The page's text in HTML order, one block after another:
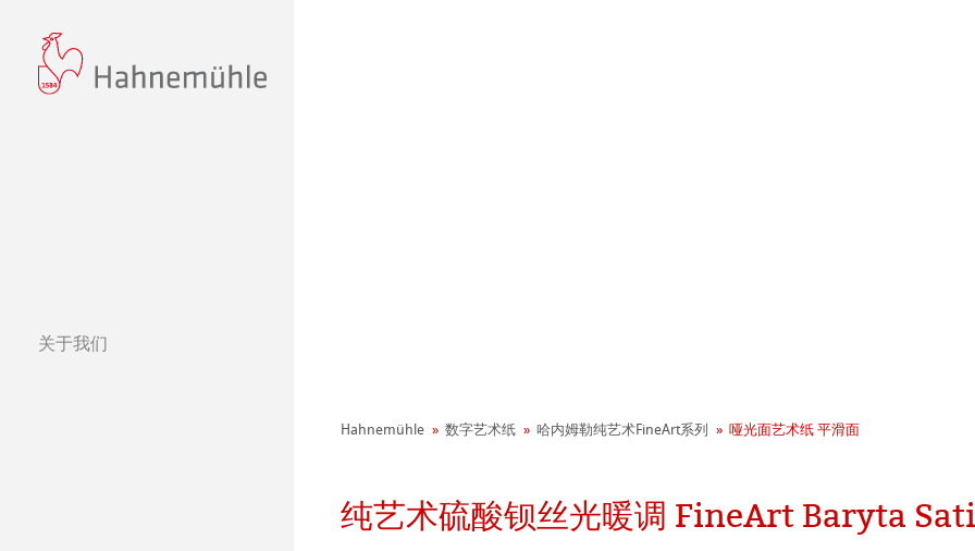
关于我们
社会项目——绿色公鸡 - Green Rooster
纸张&品质
Hahnemühle 数字艺术纸 哈内姆勒纯艺术FineArt系列 哑光面艺术纸 平滑面
纯艺术硫酸钡丝光暖调 FineArt Baryta